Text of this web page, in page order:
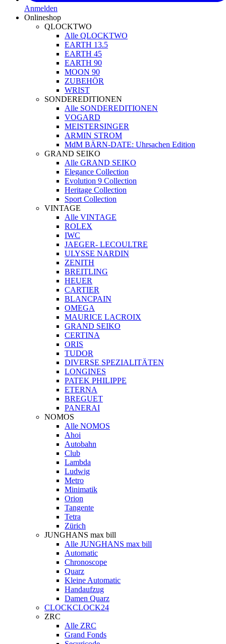
Anmelden
Onlineshop
QLOCKTWO
Alle QLOCKTWO
EARTH 13.5
EARTH 45
EARTH 90
MOON 90
ZUBEHÖR
WRIST
SONDEREDITIONEN
Alle SONDEREDITIONEN
VOGARD
MEISTERSINGER
ARMIN STROM
MdM BÄRN-DATE: Uhrsachen Edition
GRAND SEIKO
Alle GRAND SEIKO
Elegance Collection
Evolution 9 Collection
Heritage Collection
Sport Collection
VINTAGE
Alle VINTAGE
ROLEX
IWC
JAEGER- LECOULTRE
ULYSSE NARDIN
ZENITH
BREITLING
HEUER
CARTIER
BLANCPAIN
OMEGA
MAURICE LACROIX
GRAND SEIKO
CERTINA
ORIS
TUDOR
DIVERSE SPEZIALITÄTEN
LONGINES
PATEK PHILIPPE
ETERNA
BREGUET
PANERAI
NOMOS
Alle NOMOS
Ahoi
Autobahn
Club
Lambda
Ludwig
Metro
Minimatik
Orion
Tangente
Tetra
Zürich
JUNGHANS max bill
Alle JUNGHANS max bill
Automatic
Chronoscope
Quarz
Kleine Automatic
Handaufzug
Damen Quarz
CLOCKCLOCK24
ZRC
Alle ZRC
Grand Fonds